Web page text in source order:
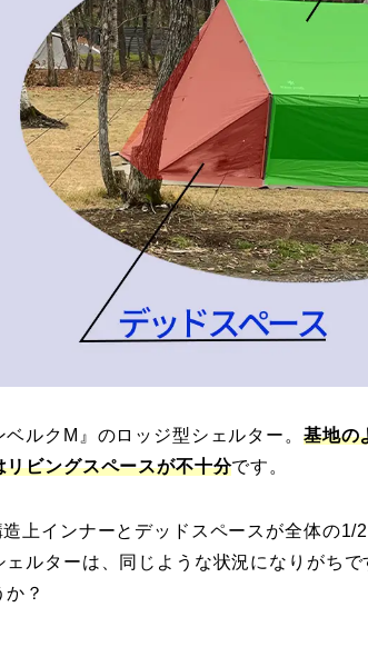
ルクM』のロッジ型シェルター。 基地の
ビングスペースが不十分です。
上インナーとデッドスペースが全体の
ルターは、同じような状況になりがち
？